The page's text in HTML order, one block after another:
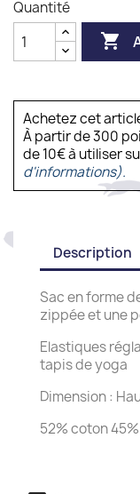
Quantité

Achetez cet
À partir de 300
de 10€ à utiliser
d'informations).
Description
Sac en forme
zippée et une
Elastiques
tapis de yoga
Dimension :
52% coton